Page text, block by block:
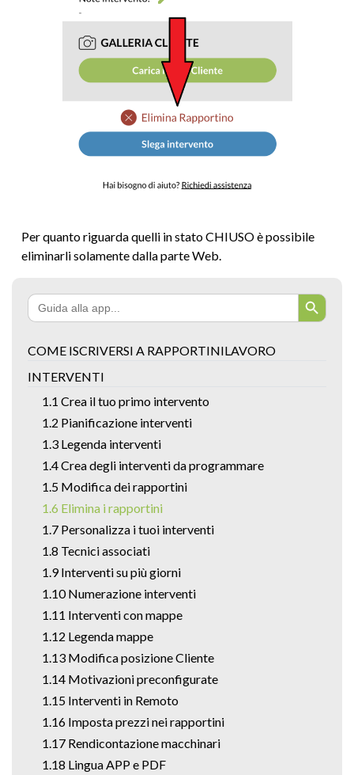
Per quanto riguarda quelli in stato CHIUSO è possibile
eliminarli solamente dalla parte Web.
Search
for:
Search Button
COME ISCRIVERSI A RAPPORTINILAVORO
INTERVENTI
1.1 Crea il tuo primo intervento
1.2 Pianificazione interventi
1.3 Legenda interventi
1.4 Crea degli interventi da programmare
1.5 Modifica dei rapportini
1.6 Elimina i rapportini
1.7 Personalizza i tuoi interventi
1.8 Tecnici associati
1.9 Interventi su più giorni
1.10 Numerazione interventi
1.11 Interventi con mappe
1.12 Legenda mappe
1.13 Modifica posizione Cliente
1.14 Motivazioni preconfigurate
1.15 Interventi in Remoto
1.16 Imposta prezzi nei rapportini
1.17 Rendicontazione macchinari
1.18 Lingua APP e PDF